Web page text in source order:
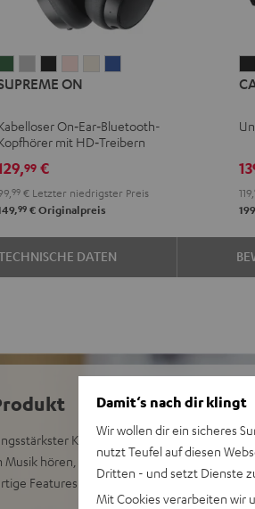
ON
Green
ON
Gray
ON
Black
ON
GoldWhiteBlue
ON
On‑Ear‑Bluetooth-
mit HD‑Treibern
99€
99€Letzter niedrigster Preis
99€Originalpreis
119,
DATEN
Kopfhörer. Freue dich auf
hören, unterwegs in der Bahn, im
Features machen diesen Überflieger
Damit‘s nach dir klingt
Wir wollen dir ein sicheres
nutzt Teufel auf diesen
Dritten - und setzt Dienste
Mit Cookies verarbeiten wir